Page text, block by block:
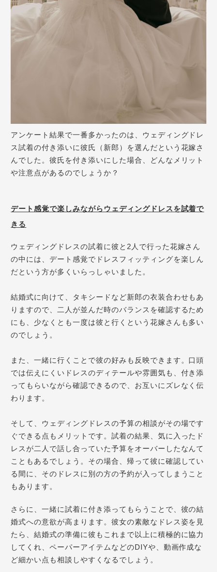
アンケート結果で一番多かったのは、ウェディングドレ
ス試着の付き添いに彼氏（新郎）を選んだという花嫁さ
んでした。彼氏を付き添いにした場合、どんなメリット
や注意点があるのでしょうか？
デート感覚で楽しみながらウェディングドレスを試着で
きる
ウェディングドレスの試着に彼と 2人で行った花嫁さん
の中には
、デート感覚でドレスフィッティングを楽しん
だという方が多くいらっしゃいました。
結婚式に向けて、タキシードなど新郎の衣装合わせもあ
りますので、二人が並んだ時のバランスを確認するため
にも、少なくとも一度は彼と行くという花嫁さんも多い
のでしょう。
また、一緒に行くことで彼の好みも反映できます。口頭
では伝えにくいドレスのディテールや雰囲気も、付き添
ってもらいながら確認できるので、お互いにズレなく伝
わります。
そして、ウェディングドレスの予算の相談がその場です
ぐできる点もメリットです。試着の結果、気に入ったド
レスが二人で話し合っていた予算をオーバーしたなんて
こともあるでしょう。 その場合、帰って彼に確認してい
る間に、そのドレスに別の方の予約が入ってしまうこと
もあります。
さらに、一緒に試着に付き添ってもらうことで、彼の結
婚式への意欲が高まります。彼女の素敵なドレス姿を見
たら、結婚式の準備に彼もこれまで以上に積極的に協力
してくれ、ペーパーアイテムなどのDIYや、動画作成な
ど細かい点も相談しやすくなるでしょう。